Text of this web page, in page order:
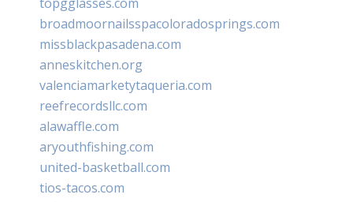
broadmoornailsspacoloradosprings.com
missblackpasadena.com
anneskitchen.org
valenciamarketytaqueria.com
reefrecordsllc.com
alawaffle.com
aryouthfishing.com
united-basketball.com
tios-tacos.com